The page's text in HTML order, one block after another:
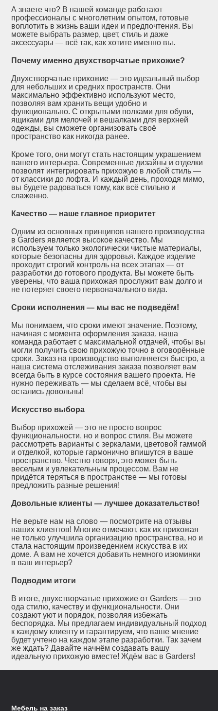
А знаете что? В нашей команде работают
профессионалы с многолетним опытом, готовые
воплотить в жизнь ваши идеи и предпочтения. Вы
можете выбрать размер, цвет, стиль и даже
аксессуары — всё так, как хотите именно вы.
Почему именно двухстворчатые прихожие?
Двухстворчатые прихожие — это идеальный выбор
для небольших и средних пространств. Они
максимально эффективно используют место,
позволяя вам хранить вещи удобно и
функционально. С открытыми полками для обуви,
ящиками для мелочей и вешалками для верхней
одежды, вы сможете организовать своё
пространство как никогда ранее.
Кроме того, они могут стать настоящим украшением
вашего интерьера. Современные дизайны и отделки
позволят интегрировать прихожую в любой стиль —
от классики до лофта. И каждый день, проходя мимо,
вы будете радоваться тому, как всё стильно и
слаженно.
Качество — наше главное приоритет
Одним из основных принципов нашего производства
в Garders является высокое качество. Мы
используем только экологически чистые материалы,
которые безопасны для здоровья. Каждое изделие
проходит строгий контроль на всех этапах — от
разработки до готового продукта. Вы можете быть
уверены, что ваша прихожая прослужит вам долго и
не потеряет своего первоначального вида.
Сроки исполнения — мы вас не подведём!
Мы понимаем, что сроки имеют значение. Поэтому,
начиная с момента оформления заказа, наша
команда работает с максимальной отдачей, чтобы вы
могли получить свою прихожую точно в оговорённые
сроки. Заказ на производство выполняется быстро, а
наша система отслеживания заказа позволяет вам
всегда быть в курсе состояния вашего проекта. Не
нужно переживать — мы сделаем всё, чтобы вы
остались довольны!
Искусство выбора
Выбор прихожей — это не просто вопрос
функциональности, но и вопрос стиля. Вы можете
рассмотреть варианты с зеркалами, цветовой гаммой
и отделкой, которые гармонично впишутся в ваше
пространство. Честно говоря, это может быть
веселым и увлекательным процессом. Вам не
придётся теряться в пространстве — мы готовы
предложить разные решения!
Довольные клиенты — лучшее доказательство!
Не верьте нам на слово — посмотрите на отзывы
наших клиентов! Многие отмечают, как их прихожая
не только улучшила организацию пространства, но и
стала настоящим произведением искусства в их
доме. А вам не хочется добавить немного изюминки
в ваш интерьер?
Подводим итоги
В итоге, двухстворчатые прихожие от Garders — это
ода стилю, качеству и функциональности. Они
создают уют и порядок, позволяя избежать
беспорядка. Мы предлагаем индивидуальный подход
к каждому клиенту и гарантируем, что ваше мнение
будет учтено на каждом этапе разработки. Так зачем
же ждать? Давайте начнём создавать вашу
идеальную прихожую вместе! Ждём вас в Garders!
Мебель на заказ